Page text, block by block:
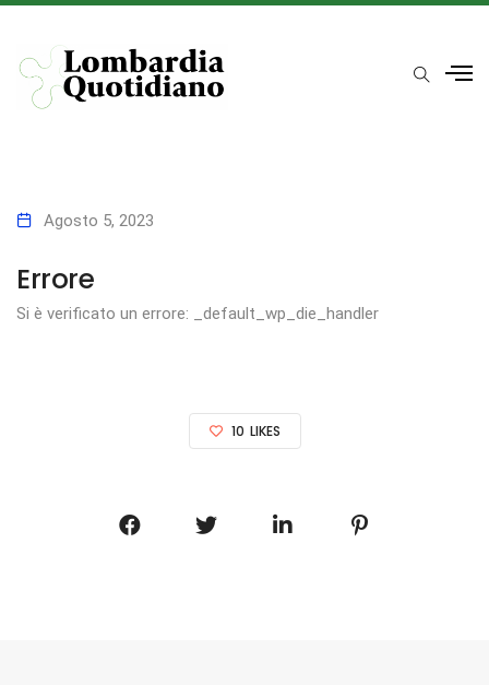
Agosto 5, 2023
Errore
Si è verificato un errore: _default_wp_die_handler
10 LIKES